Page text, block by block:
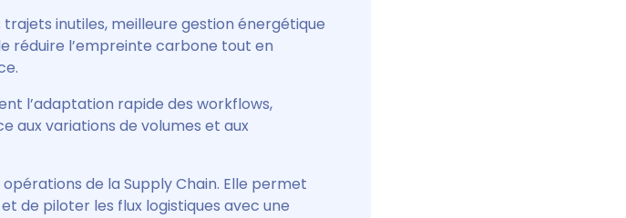
inutiles, meilleure gestion énergétique
réduire l’empreinte carbone tout en
l’adaptation rapide des workflows,
aux variations de volumes et aux
de la Supply Chain. Elle permet
de piloter les flux logistiques avec une